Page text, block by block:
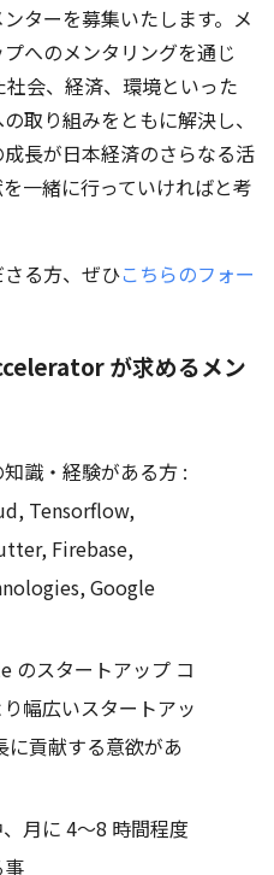
ターを募集いたします。メ
へのメンタリングを通じ
会、経済、環境といった
取り組みをともに解決し、
長が日本経済のさらなる活
一緒に行っていければと考
る方、ぜひこちらのフォー
が求めるメン
識・経験がある方 :
Tensorflow,
Firebase,
Google
のスタートアップ コ
幅広いスタートアッ
に貢献する意欲があ
月に 4～8 時間程度